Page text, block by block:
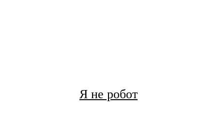
Я не робот